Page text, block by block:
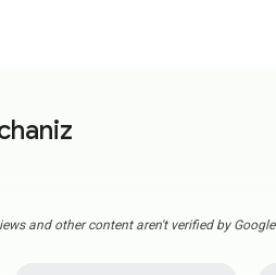
and other content aren't verified by Google